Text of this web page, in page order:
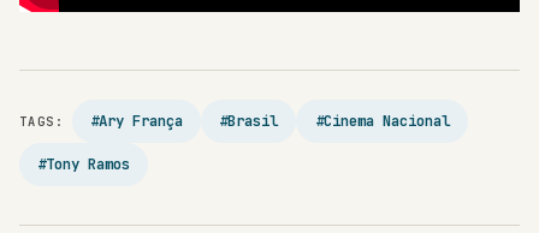
TAGS: #Ary França #Brasil #Cinema Nacional
#Tony Ramos